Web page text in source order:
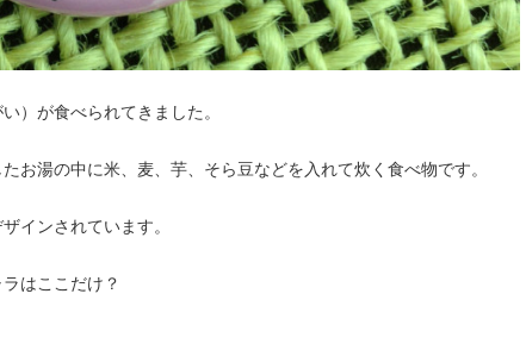
）が食べられてきました。
お湯の中に米、麦、芋、そら豆などを入れて炊く食べ物です。
インされています。
はここだけ？